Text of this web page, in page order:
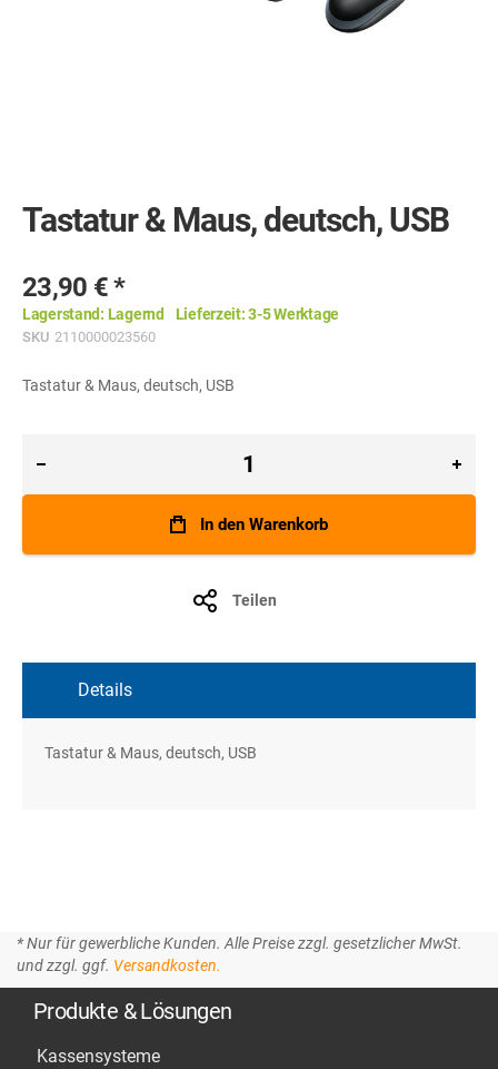
beginning
of
images
gallery
Tastatur & Maus, deutsch, USB
23,90 €
Lagerstand: Lagernd Lieferzeit: 3-5 Werktage
SKU 2110000023560
Tastatur & Maus, deutsch, USB
In den Warenkorb
Teilen
Details
Tastatur & Maus, deutsch, USB
* Nur für gewerbliche Kunden. Alle Preise zzgl. gesetzlicher MwSt.
und zzgl. ggf. Versandkosten.
Produkte & Lösungen
Kassensysteme